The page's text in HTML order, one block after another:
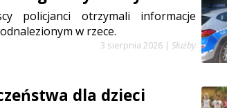
policjanci otrzymali informacje
w rzece.
3 sierpnia 2026 | Służby
dla dzieci